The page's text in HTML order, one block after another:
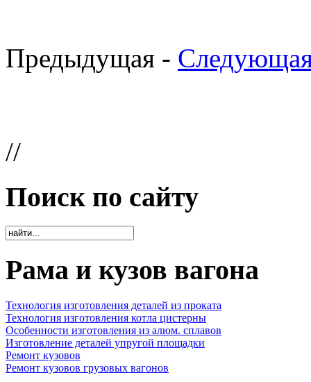
Предыдущая -
//
Поиск по сайту
Рама и кузов вагона
Технология изготовления деталей из проката
Технология изготовления котла цистерны
Особенности изготовления из алюм. сплавов
Изготовление деталей упругой площадки
Ремонт кузовов
Ремонт кузовов грузовых вагонов